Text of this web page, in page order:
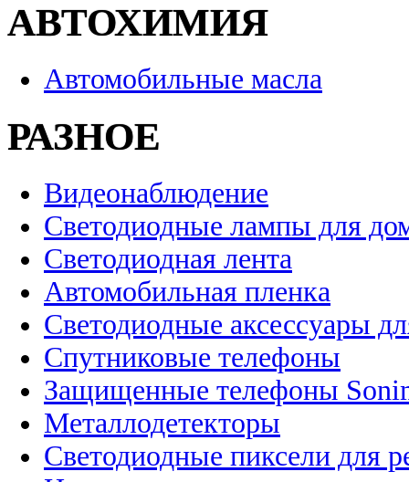
АВТОХИМИЯ
Автомобильные масла
РАЗНОЕ
Видеонаблюдение
Светодиодные лампы для
Светодиодная лента
Автомобильная пленка
Светодиодные аксессуары
Спутниковые телефоны
Защищенные телефоны
Металлодетекторы
Светодиодные пиксели для